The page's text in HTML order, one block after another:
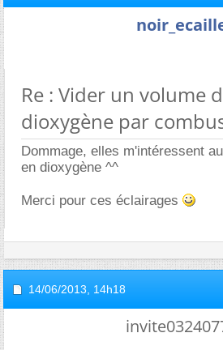
Re : Vider un volume
dioxygène par
Dommage, elles m'intéressent
en dioxygène ^^
Merci pour ces éclairages
14/06/2013, 14h18